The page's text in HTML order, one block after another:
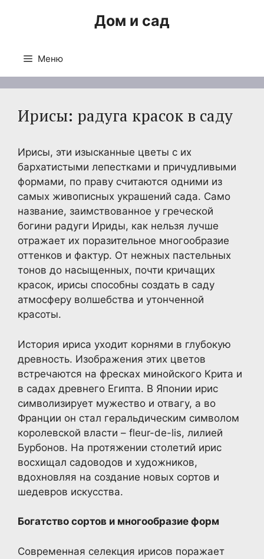
Дом и сад
Меню
Ирисы: радуга красок в саду
Ирисы, эти изысканные цветы с их
бархатистыми лепестками и причудливыми
формами, по праву считаются одними из
самых живописных украшений сада. Само
название, заимствованное у греческой
богини радуги Ириды, как нельзя лучше
отражает их поразительное многообразие
оттенков и фактур. От нежных пастельных
тонов до насыщенных, почти кричащих
красок, ирисы способны создать в саду
атмосферу волшебства и утонченной
красоты.
История ириса уходит корнями в глубокую
древность. Изображения этих цветов
встречаются на фресках минойского Крита и
в садах древнего Египта. В Японии ирис
символизирует мужество и отвагу, а во
Франции он стал геральдическим символом
королевской власти – fleur-de-lis, лилией
Бурбонов. На протяжении столетий ирис
восхищал садоводов и художников,
вдохновляя на создание новых сортов и
шедевров искусства.
Богатство сортов и многообразие форм
Современная селекция ирисов поражает